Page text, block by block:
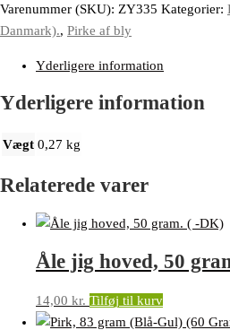
Varenummer (SKU): ZY335 Kategorier:
Danmark)., Pirke af bly
Yderligere information
Yderligere information
Vægt 0,27 kg
Relaterede varer
Åle jig hoved, 50
14,00 kr. Tilføj til kurv